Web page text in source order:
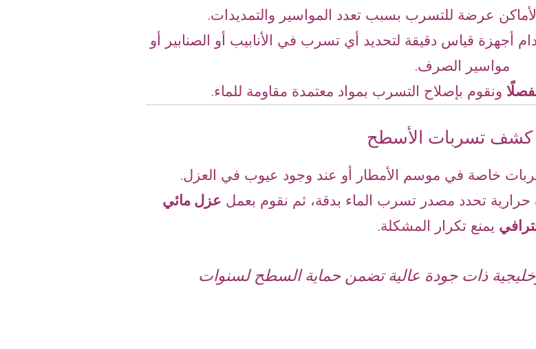
عرضة للتسرب بسبب تعدد المواسير والتمديدات.
أجهزة قياس دقيقة لتحديد أي تسرب في الأنابيب أو الصنابير أو
مواسير الصرف.
ونقوم بإصلاح التسرب بمواد معتمدة مقاومة للماء.
كشف تسربات الأسطح
خاصة في موسم الأمطار أو عند وجود عيوب في العزل.
تحدد مصدر تسرب الماء بدقة، ثم نقوم بعمل عزل مائي
يمنع تكرار المشكلة.
ذات جودة عالية تضمن حماية السطح لسنوات